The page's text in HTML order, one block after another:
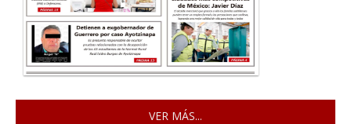
VER MÁS...